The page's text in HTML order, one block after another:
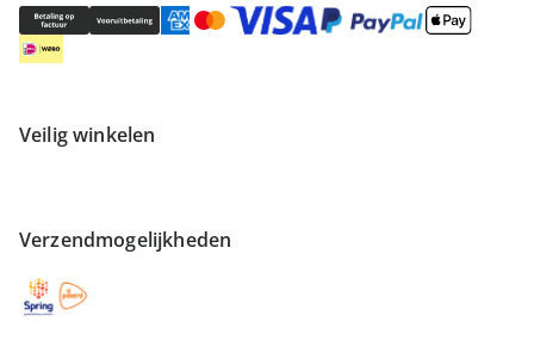
Veilig winkelen
Verzendmogelijkheden